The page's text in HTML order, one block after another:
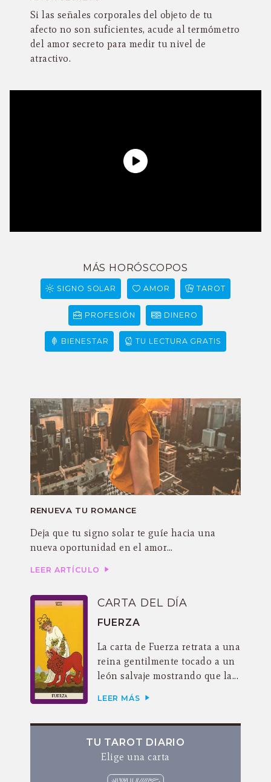
Si las señales corporales del objeto de tu
afecto no son suficientes, acude al termómetro
del amor secreto para medir tu nivel de
atractivo.
MÁS HORÓSCOPOS
SIGNO SOLAR AMOR TAROT
PROFESIÓN DINERO
BIENESTAR TU LECTURA GRATIS
RENUEVA TU ROMANCE
Deja que tu signo solar te guíe hacia una
nueva oportunidad en el amor…
LEER ARTÍCULO
CARTA DEL DÍA
FUERZA
La carta de Fuerza retrata a una
reina gentilmente tocado a un
león salvaje mostrando que la...
LEER MÁS
TU TAROT DIARIO
Elige una carta